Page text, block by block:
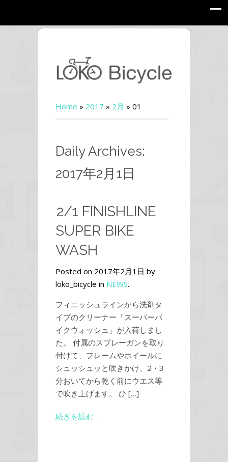
Home » 2017 » 2月 » 01
Daily Archives:
2017年2月1日
2/1 FINISHLINE
SUPER BIKE
WASH
Posted on 2017年2月1日 by
loko_bicycle in NEWS.
フィニッシュラインから洗剤タ
イプのクリーナー「スーパーバ
イクウォッシュ」が入荷しまし
た。 付属のスプレーガンを取り
付けて、フレームやホイールに
シュッシュッと吹きかけ、2・3
分おいてから乾く前にウエス等
で吹き上げます。 ひ […]
続きを読む→